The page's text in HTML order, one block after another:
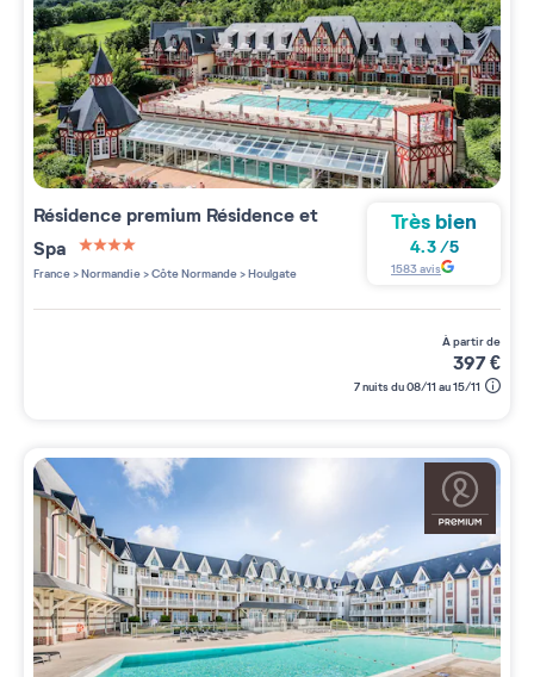
Résidence premium Résidence et
Spa
4 étoiles sur 5
France>Normandie>Côte Normande>Houlgate
Très bien
4.3/5
1583avis
à partir de
397€
7 nuits du 08/11 au 15/11